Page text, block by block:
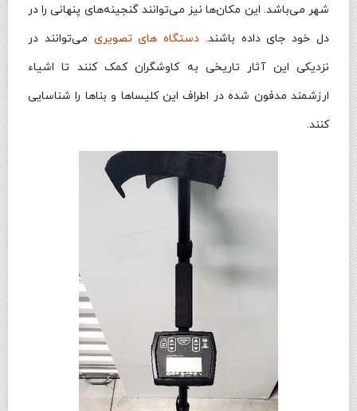
شهر می‌باشد. این مکان‌ها نیز می‌توانند گنجینه‌های پنهانی را در
دل خود جای داده باشند. دستگاه های تصویری می‌توانند در
نزدیکی این آثار تاریخی به کاوشگران کمک کنند تا اشیاء
ارزشمند مدفون شده در اطراف این کلیساها و بناها را شناسایی
کنند.